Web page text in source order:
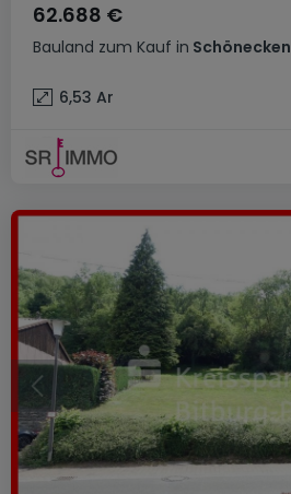
Bauland zum Kauf in Schönecken
62.688 €
6,53 Ar